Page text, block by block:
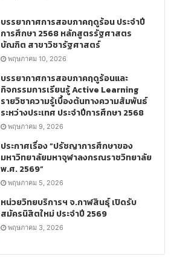
บรรยากาศการสอบภาคฤดูร้อน ประจำปี
การศึกษา 2568 หลักสูตรรัฐศาสตร
บัณฑิต สาขาวิชารัฐศาสตร์
พฤษภาคม 10, 2026
บรรยากาศการสอบภาคฤดูร้อนและ
กิจกรรมการเรียนรู้ Active Learning
รายวิชาความรู้เบื้องต้นทางความสัมพันธ์
ระหว่างประเทศ ประจำปีการศึกษา 2568
พฤษภาคม 9, 2026
ประกาศเรื่อง “ปรัชญาการศึกษาของ
มหาวิทยาลัยมหาจุฬาลงกรณราชวิทยาลัย
พ.ศ. 2569”
พฤษภาคม 5, 2026
หน่วยวิทยบริการฯ จ.กาฬสินธุ์ เปิดรับ
สมัครนิสิตใหม่ ประจำปี 2569
พฤษภาคม 3, 2026